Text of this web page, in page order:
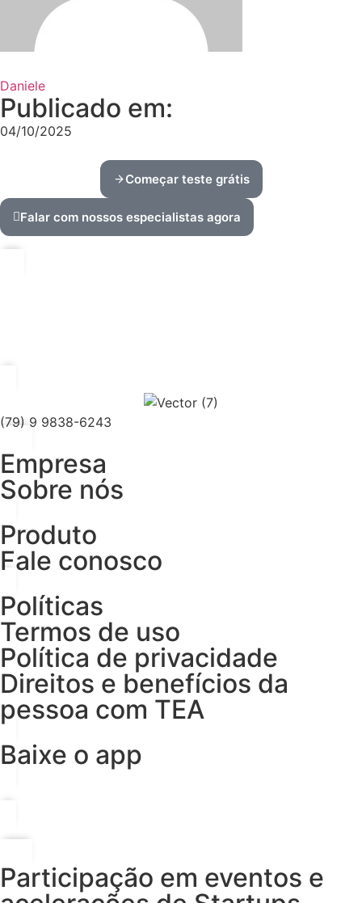
Daniele
Publicado em:
04/10/2025
Começar teste grátis
Falar com nossos especialistas agora
(79) 9 9838-6243
Empresa
Sobre nós
Produto
Fale conosco
Políticas
Termos de uso
Política de privacidade
Direitos e benefícios da
pessoa com TEA
Baixe o app
Participação em eventos e